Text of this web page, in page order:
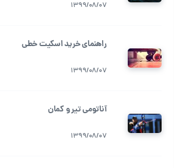
1399/08/07
راهنمای خرید اسکیت خطی
1399/08/07
آناتومی تیر و کمان
1399/08/07